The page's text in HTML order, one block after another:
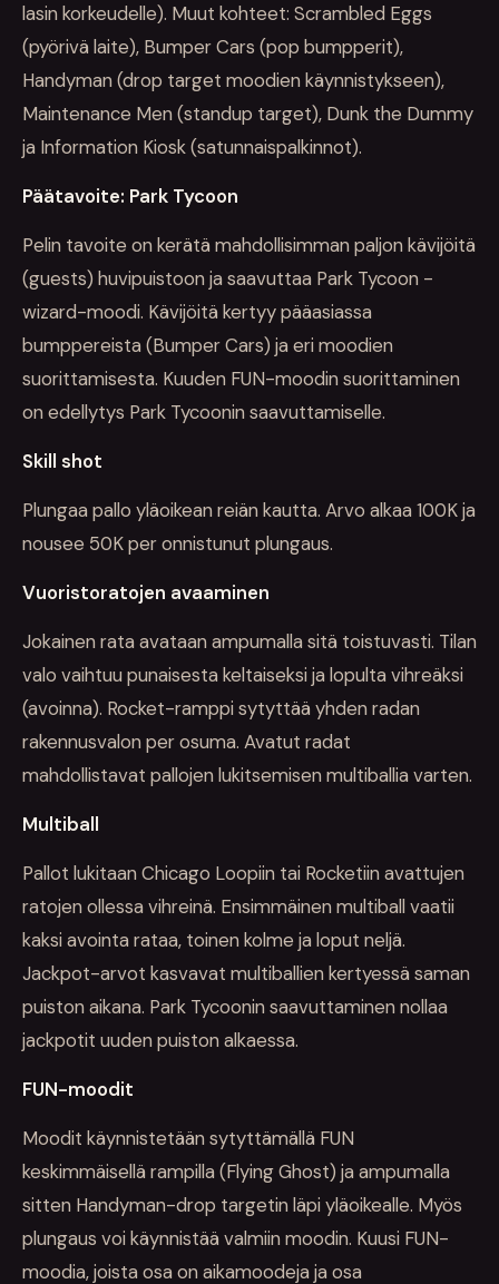
lasin korkeudelle). Muut kohteet: Scrambled Eggs
(pyörivä laite), Bumper Cars (pop bumpperit),
Handyman (drop target moodien käynnistykseen),
Maintenance Men (standup target), Dunk the Dummy
ja Information Kiosk (satunnaispalkinnot).
Päätavoite: Park Tycoon
Pelin tavoite on kerätä mahdollisimman paljon kävijöitä
(guests) huvipuistoon ja saavuttaa Park Tycoon -
wizard-moodi. Kävijöitä kertyy pääasiassa
bumppereista (Bumper Cars) ja eri moodien
suorittamisesta. Kuuden FUN-moodin suorittaminen
on edellytys Park Tycoonin saavuttamiselle.
Skill shot
Plungaa pallo yläoikean reiän kautta. Arvo alkaa 100K ja
nousee 50K per onnistunut plungaus.
Vuoristoratojen avaaminen
Jokainen rata avataan ampumalla sitä toistuvasti. Tilan
valo vaihtuu punaisesta keltaiseksi ja lopulta vihreäksi
(avoinna). Rocket-ramppi sytyttää yhden radan
rakennusvalon per osuma. Avatut radat
mahdollistavat pallojen lukitsemisen multiballia varten.
Multiball
Pallot lukitaan Chicago Loopiin tai Rocketiin avattujen
ratojen ollessa vihreinä. Ensimmäinen multiball vaatii
kaksi avointa rataa, toinen kolme ja loput neljä.
Jackpot-arvot kasvavat multiballien kertyessä saman
puiston aikana. Park Tycoonin saavuttaminen nollaa
jackpotit uuden puiston alkaessa.
FUN-moodit
Moodit käynnistetään sytyttämällä FUN
keskimmäisellä rampilla (Flying Ghost) ja ampumalla
sitten Handyman-drop targetin läpi yläoikealle. Myös
plungaus voi käynnistää valmiin moodin. Kuusi FUN-
moodia, joista osa on aikamoodeja ja osa